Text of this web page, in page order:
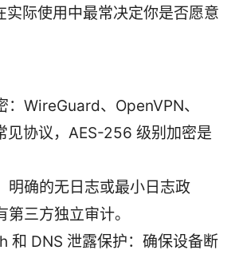
实际使用中最常决定你是否愿意
：WireGuard、OpenVPN、
见协议，AES-256 级别加密是
明确的无日志或最小日志政
第三方独立审计。
和 DNS 泄露保护：确保设备断